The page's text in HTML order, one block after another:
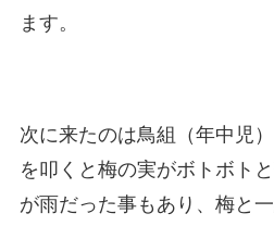
ます。
次に来たのは鳥組（年中児
を叩くと梅の実がボトボト
が雨だった事もあり、梅と